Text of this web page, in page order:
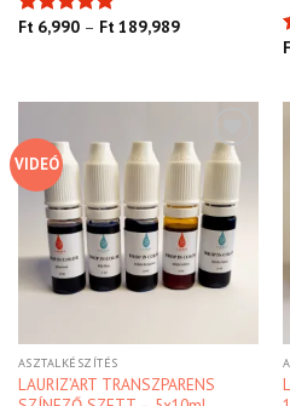
Értékelés:
Ft6,990– Ft189,989
VIDEÓ
Kedvencekhez
ASZTALKÉSZÍTÉS
LAURIZ’ART TRANSZPARENS